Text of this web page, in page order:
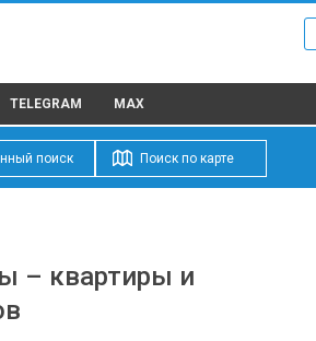
TELEGRAM MAX
поиск Поиск по карте
– квартиры и